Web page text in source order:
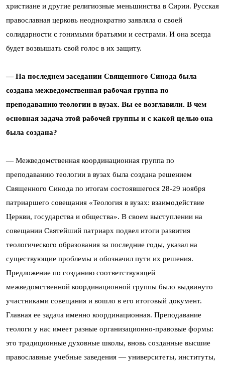
христиане и другие религиозные меньшинства в Сирии. Русская
православная церковь неоднократно заявляла о своей
солидарности с гонимыми братьями и сестрами. И она всегда
будет возвышать свой голос в их защиту.
— На последнем заседании Священного Синода была
создана межведомственная рабочая группа по
преподаванию теологии в вузах. Вы ее возглавили. В чем
основная задача этой рабочей группы и с какой целью она
была создана?
— Межведомственная координационная группа по
преподаванию теологии в вузах была создана решением
Священного Синода по итогам состоявшегося 28-29 ноября
патриаршего совещания «Теология в вузах: взаимодействие
Церкви, государства и общества». В своем выступлении на
совещании Святейший патриарх подвел итоги развития
теологического образования за последние годы, указал на
существующие проблемы и обозначил пути их решения.
Предложение по созданию соответствующей
межведомственной координационной группы было выдвинуто
участниками совещания и вошло в его итоговый документ.
Главная ее задача именно координационная. Преподавание
теологи у нас имеет разные организационно-правовые формы:
это традиционные духовные школы, вновь созданные высшие
православные учебные заведения — университеты, институты,